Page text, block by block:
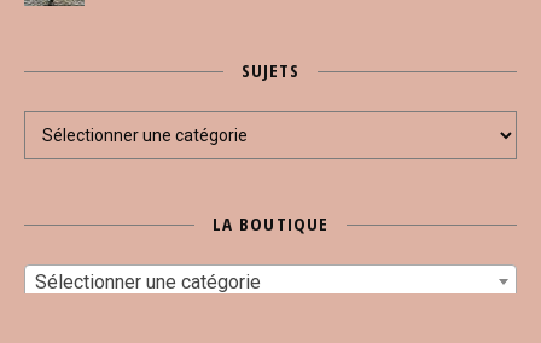
SUJETS
Sujets
LA BOUTIQUE
Sélectionner une catégorie